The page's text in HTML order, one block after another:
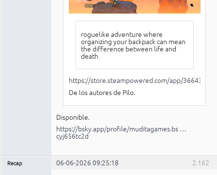
roguelike adventure where
organizing your backpack can mean
the difference between life and
death
https://store.steampowered.com/app/3664320/
De los autores de Pilo.
Disponible.
https://bsky.app/profile/muditagames.bs …
cyj656tc2d
2.162
Recap 06-06-2026 09:25:18